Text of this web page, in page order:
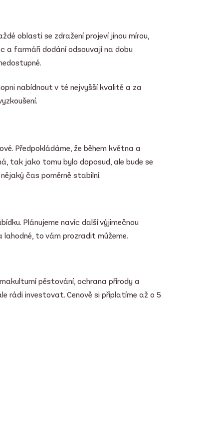
oblasti se zdražení projeví jinou mírou,
a farmáři dodání odsouvají na dobu
nabídnout v té nejvyšší kvalitě a za
Předpokládáme, že během května a
tak jako tomu bylo doposud, ale bude se
čas poměrně stabilní.
Plánujeme navíc další výjimečnou
lahodné, to vám prozradit můžeme.
pěstování, ochrana přírody a
rádi investovat. Cenově si připlatíme až o 5